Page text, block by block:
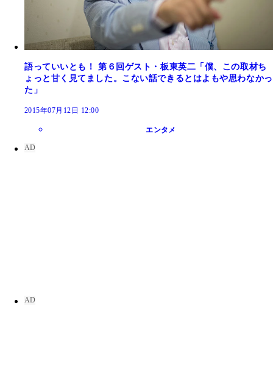
語っていいとも！ 第６回ゲスト・板東英二「僕、この取材ち
ょっと甘く見てました。こない話できるとはよもや思わなかっ
た」
2015年07月12日 12:00
エンタメ